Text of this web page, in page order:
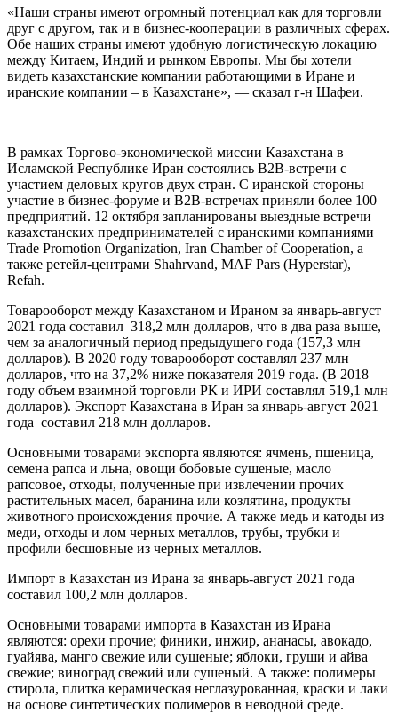
«Наши страны имеют огромный потенциал как для торговли
друг с другом, так и в бизнес-кооперации в различных сферах.
Обе наших страны имеют удобную логистическую локацию
между Китаем, Индий и рынком Европы. Мы бы хотели
видеть казахстанские компании работающими в Иране и
иранские компании – в Казахстане», — сказал г-н Шафеи.
В рамках Торгово-экономической миссии Казахстана в
Исламской Республике Иран состоялись В2В-встречи с
участием деловых кругов двух стран. С иранской стороны
участие в бизнес-форуме и В2В-встречах приняли более 100
предприятий. 12 октября запланированы выездные встречи
казахстанских предпринимателей с иранскими компаниями
Trade Promotion Organization, Iran Chamber of Cooperation, а
также ретейл-центрами Shahrvand, MAF Pars (Hyperstar),
Refah.
Товарооборот между Казахстаном и Ираном за январь-август
2021 года составил 318,2 млн долларов, что в два раза выше,
чем за аналогичный период предыдущего года (157,3 млн
долларов). В 2020 году товарооборот составлял 237 млн
долларов, что на 37,2% ниже показателя 2019 года. (В 2018
году объем взаимной торговли РК и ИРИ составлял 519,1 млн
долларов). Экспорт Казахстана в Иран за январь-август 2021
года составил 218 млн долларов.
Основными товарами экспорта являются: ячмень, пшеница,
семена рапса и льна, овощи бобовые сушеные, масло
рапсовое, отходы, полученные при извлечении прочих
растительных масел, баранина или козлятина, продукты
животного происхождения прочие. А также медь и катоды из
меди, отходы и лом черных металлов, трубы, трубки и
профили бесшовные из черных металлов.
Импорт в Казахстан из Ирана за январь-август 2021 года
составил 100,2 млн долларов.
Основными товарами импорта в Казахстан из Ирана
являются: орехи прочие; финики, инжир, ананасы, авокадо,
гуайява, манго свежие или сушеные; яблоки, груши и айва
свежие; виноград свежий или сушеный. А также: полимеры
стирола, плитка керамическая неглазурованная, краски и лаки
на основе синтетических полимеров в неводной среде.